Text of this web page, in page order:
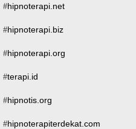
#hipnoterapi.net
#hipnoterapi.biz
#hipnoterapi.org
#terapi.id
#hipnotis.org
#hipnoterapiterdekat.com